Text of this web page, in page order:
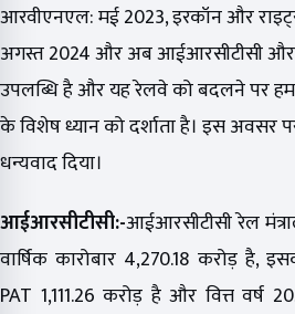
आरवीएनएल: मई 2023, इरकॉन और
अगस्त 2024 और अब आईआरसीटीसी
उपलब्धि है और यह रेलवे को बदलने पर हमारे
के विशेष ध्यान को दर्शाता है। इस अवसर पर
धन्यवाद दिया।
आईआरसीटीसी:-आईआरसीटीसी रेल
वार्षिक कारोबार ₹4,270.18 करोड़ है,
PAT ₹1,111.26 करोड़ है और वित्त